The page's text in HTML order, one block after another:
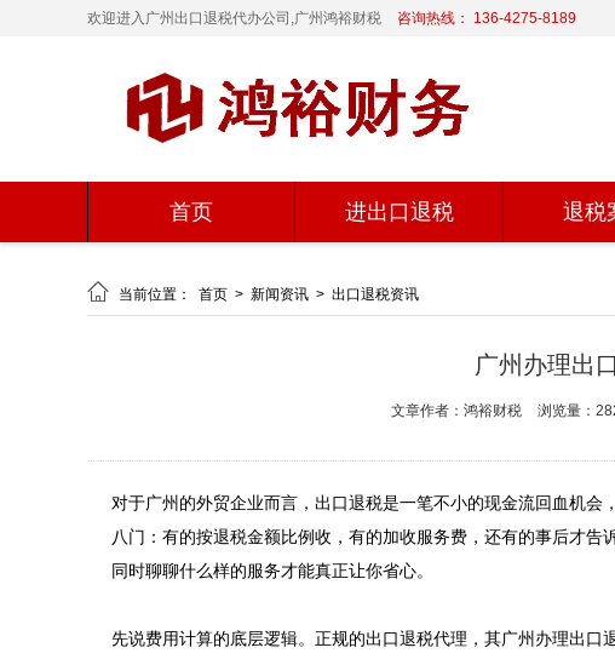
欢迎进入广州出口退税代办公司,广州鸿裕财税 咨询热线： 136-4275-8189
首页 进出口退税 退税
 当前位置： 首页 > 新闻资讯 > 出口退税资讯
广州办理出
文章作者：鸿裕财税 浏览量：
对于广州的外贸企业而言，出口退税是一笔不小的现金流回血机
八门：有的按退税金额比例收，有的加收服务费，还有的事后才
同时聊聊什么样的服务才能真正让你省心。
先说费用计算的底层逻辑。正规的出口退税代理，其广州办理出